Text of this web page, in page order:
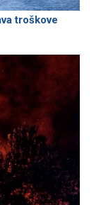
troškove